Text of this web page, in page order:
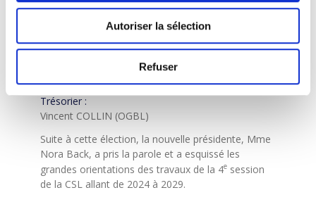
Autoriser la sélection
Refuser
Présidente du Comité à l’égalité :
Sonia DA SILVA NEVES (OGBL)
Président de la Commission des finances :
Trésorier :
Vincent COLLIN (OGBL)
Suite à cette élection, la nouvelle présidente, Mme
Nora Back, a pris la parole et a esquissé les
grandes orientations des travaux de la 4esession
de la CSL allant de 2024 à 2029.